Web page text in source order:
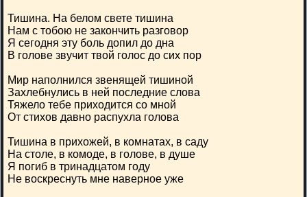
Тишина. На белом свете тишина
Нам с тобою не закончить разговор
Я сегодня эту боль допил до дна
В голове звучит твой голос до сих пор
Мир наполнился звенящей тишиной
Захлебнулись в ней последние слова
Тяжело тебе приходится со мной
От стихов давно распухла голова
Тишина в прихожей, в комнатах, в саду
На столе, в комоде, в голове, в душе
Я погиб в тринадцатом году
Не воскреснуть мне наверное уже